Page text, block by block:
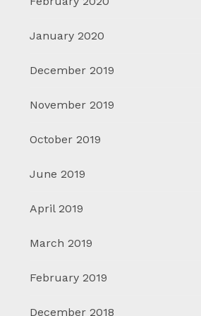
January 2020
December 2019
November 2019
October 2019
June 2019
April 2019
March 2019
February 2019
December 2018